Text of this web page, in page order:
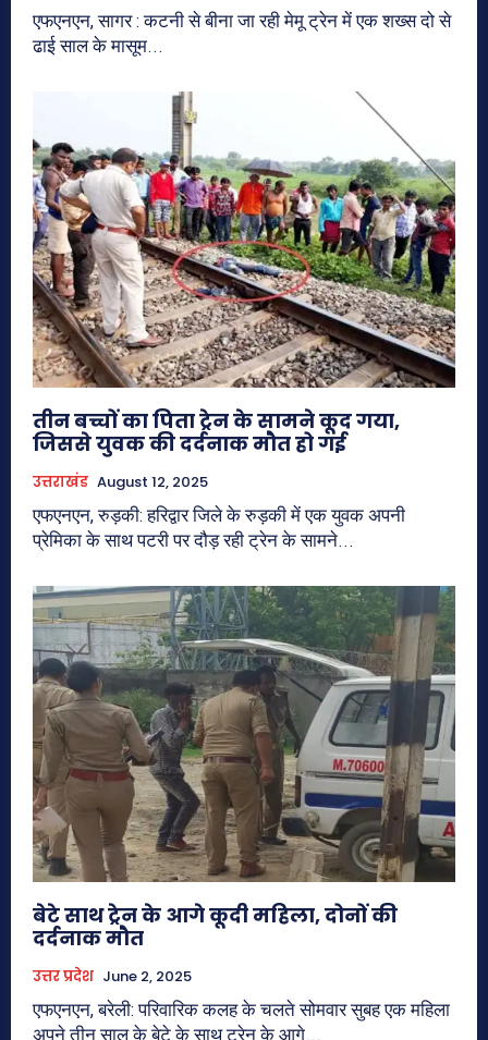
एफएनएन, सागर : कटनी से बीना जा रही मेमू ट्रेन में एक शख्स दो से
ढाई साल के मासूम...
तीन बच्चों का पिता ट्रेन के सामने कूद गया,
जिससे युवक की दर्दनाक मौत हो गई
उत्तराखंड August 12, 2025
एफएनएन, रुड़की: हरिद्वार जिले के रुड़की में एक युवक अपनी
प्रेमिका के साथ पटरी पर दौड़ रही ट्रेन के सामने...
बेटे साथ ट्रेन के आगे कूदी महिला, दोनों की
दर्दनाक मौत
उत्तर प्रदेश June 2, 2025
एफएनएन, बरेली: परिवारिक कलह के चलते सोमवार सुबह एक महिला
अपने तीन साल के बेटे के साथ ट्रेन के आगे...